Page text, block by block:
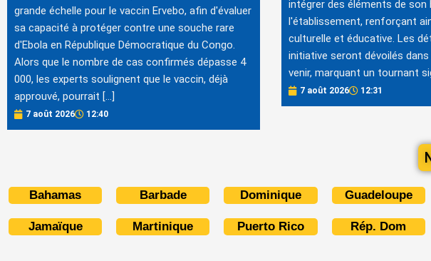
grande échelle pour le vaccin Ervebo, afin d'évaluer
sa capacité à protéger contre une souche rare
d'Ebola en République Démocratique du Congo.
Alors que le nombre de cas confirmés dépasse 4
000, les experts soulignent que le vaccin, déjà
approuvé, pourrait […]
7 août 2026 12:40
intégrer des éléments de son
l'établissement, renforçant
culturelle et éducative. Les
initiative seront dévoilés
venir, marquant un tournant
7 août 2026 12:31
Bahamas Barbade Dominique Guadeloupe
Jamaïque Martinique Puerto Rico Rép. Dom